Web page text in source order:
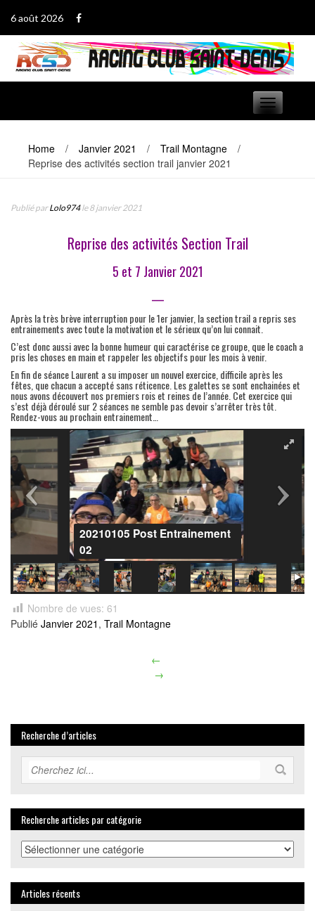
au
contenu
6 août 2026
Basculer
navigation
Home / Janvier 2021 / Trail Montagne
/
Reprise des activités section trail janvier 2021
Publié parLolo974le 8 janvier 2021
Reprise des activités Section Trail
5 et 7 Janvier 2021
—
Après la très brève interruption pour le 1er janvier, la section trail a repris ses
entrainements avec toute la motivation et le sérieux qu’on lui connait.
C’est donc aussi avec la bonne humeur qui caractérise ce groupe, que le coach a
pris les choses en main et rappeler les objectifs pour les mois à venir.
En fin de séance Laurent a su imposer un nouvel exercice, difficile après les
fêtes, que chacun a accepté sans réticence. Les galettes se sont enchainées et
nous avons découvert nos premiers rois et reines de l’année. Cet exercice qui
s’est déjà déroulé sur 2 séances ne semble pas devoir s’arrêter très tôt.
Rendez-vous au prochain entrainement…
20210105 Post Entrainement
02
Nombre de vues: 61
Publié Janvier 2021 , Trail Montagne
←
→
Recherche d’articles
Recherche articles par catégorie
Recherche
catégorie
Articles récents